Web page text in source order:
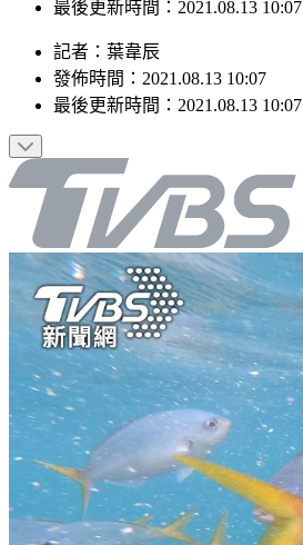
最後更新時間：2021.08.13 10:07
記者 ： 葉韋辰
發佈時間： 2021.08.13 10:07
最後更新時間： 2021.08.13 10:07